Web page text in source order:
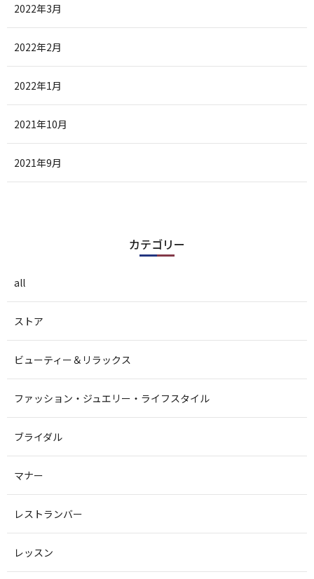
2022年3月
2022年2月
2022年1月
2021年10月
2021年9月
カテゴリー
all
ストア
ビューティー＆リラックス
ファッション・ジュエリー・ライフスタイル
ブライダル
マナー
レストランバー
レッスン